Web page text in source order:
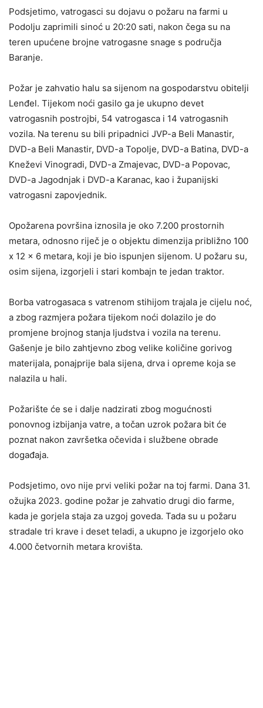
Podsjetimo, vatrogasci su dojavu o požaru na farmi u
Podolju zaprimili sinoć u 20:20 sati, nakon čega su na
teren upućene brojne vatrogasne snage s područja
Baranje.
Požar je zahvatio halu sa sijenom na gospodarstvu obitelji
Lenđel. Tijekom noći gasilo ga je ukupno devet
vatrogasnih postrojbi, 54 vatrogasca i 14 vatrogasnih
vozila. Na terenu su bili pripadnici JVP-a Beli Manastir,
DVD-a Beli Manastir, DVD-a Topolje, DVD-a Batina, DVD-a
Kneževi Vinogradi, DVD-a Zmajevac, DVD-a Popovac,
DVD-a Jagodnjak i DVD-a Karanac, kao i županijski
vatrogasni zapovjednik.
Opožarena površina iznosila je oko 7.200 prostornih
metara, odnosno riječ je o objektu dimenzija približno 100
x 12 x 6 metara, koji je bio ispunjen sijenom. U požaru su,
osim sijena, izgorjeli i stari kombajn te jedan traktor.
Borba vatrogasaca s vatrenom stihijom trajala je cijelu noć,
a zbog razmjera požara tijekom noći dolazilo je do
promjene brojnog stanja ljudstva i vozila na terenu.
Gašenje je bilo zahtjevno zbog velike količine gorivog
materijala, ponajprije bala sijena, drva i opreme koja se
nalazila u hali.
Požarište će se i dalje nadzirati zbog mogućnosti
ponovnog izbijanja vatre, a točan uzrok požara bit će
poznat nakon završetka očevida i službene obrade
događaja.
Podsjetimo, ovo nije prvi veliki požar na toj farmi. Dana 31.
ožujka 2023. godine požar je zahvatio drugi dio farme,
kada je gorjela staja za uzgoj goveda. Tada su u požaru
stradale tri krave i deset teladi, a ukupno je izgorjelo oko
4.000 četvornih metara krovišta.